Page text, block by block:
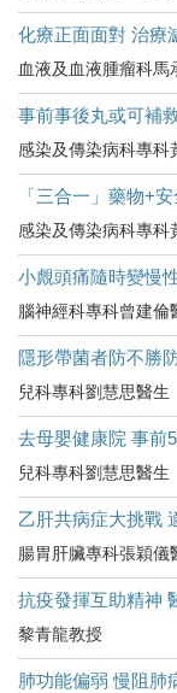
化療正面面對 治療
血液及血液腫瘤科馬
事前事後丸或可補
感染及傳染病科專科
「三合一」藥物+
感染及傳染病科專科
小覤頭痛隨時變慢
腦神經科專科曾建倫
隱形帶菌者防不勝
兒科專科劉慧思醫生
去母嬰健康院 事前
兒科專科劉慧思醫生
乙肝共病症大挑戰
腸胃肝臟專科張穎儀
抗疫發揮互助精神
黎青龍教授
肺功能偏弱 慢阻肺